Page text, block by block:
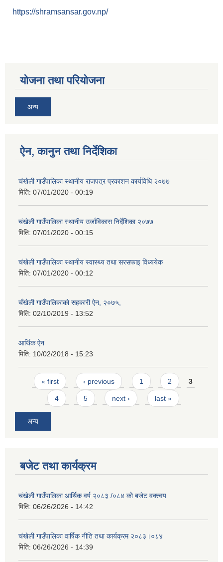
https://shramsansar.gov.np/
योजना तथा परियोजना
अन्य
ऐन, कानुन तथा निर्देशिका
चंखेली गाउँपालिका स्थानीय राजपत्र प्रकाशन कार्यविधि २०७७
मिति: 07/01/2020 - 00:19
चंखेली गाउँपालिका स्थानीय उर्जाविकास निर्देशिका २०७७
मिति: 07/01/2020 - 00:15
चंखेली गाउँपालिका स्थानीय स्वास्थ्य तथा सरसफाइ विध्ययेक
मिति: 07/01/2020 - 00:12
चँखेली गाउँपालिकाको सहकारी ऐन, २०७५,
मिति: 02/10/2019 - 13:52
आर्थिक ऐन
मिति: 10/02/2018 - 15:23
Pages
« first ‹ previous 1 2 3
4 5 next › last »
अन्य
बजेट तथा कार्यक्रम
चंखेली गाउँपालिका आर्थिक वर्ष २०८३ /०८४ को बजेट वक्त्वय
मिति: 06/26/2026 - 14:42
चंखेली गाउँपालिका वार्षिक नीति तथा कार्यक्रम २०८३।०८४
मिति: 06/26/2026 - 14:39